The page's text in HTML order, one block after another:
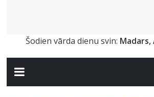
Šodien vārda dienu svin: